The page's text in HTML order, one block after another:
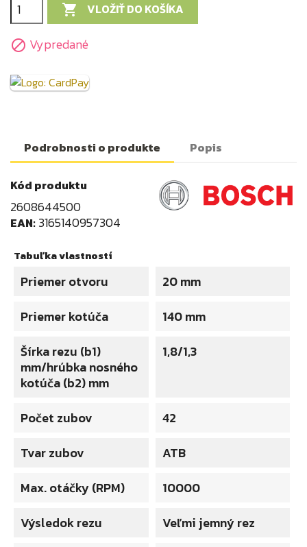

VLOŽIŤ DO KOŠÍKA
 Vypredané
Podrobnosti o produkte Popis
Kód produktu
2608644500
EAN: 3165140957304
Tabuľka vlastností
Priemer otvoru
20 mm
Priemer kotúča
140 mm
Šírka rezu (b1)
mm/hrúbka nosného
kotúča (b2) mm
1,8/1,3
Počet zubov
42
Tvar zubov
ATB
Max. otáčky (RPM)
10000
Výsledok rezu
Veľmi jemný rez